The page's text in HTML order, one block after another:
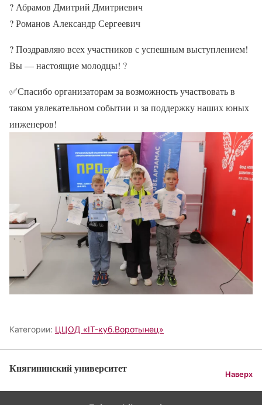
? Абрамов Дмитрий Дмитриевич
?Романов Александр Сергеевич
?Поздравляю всех участников с успешным выступлением!
Вы — настоящие молодцы! ?
✅Спасибо организаторам за возможность участвовать в
таком увлекательном событии и за поддержку наших юных
инженеров!
Категории: ЦЦОД «IT-куб.Воротынец»
Княгининский университет Наверх